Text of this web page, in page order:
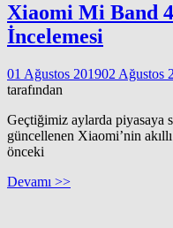
Xiaomi Mi Band
İncelemesi
01 Ağustos 201902 Ağustos
tarafından
Geçtiğimiz aylarda piyasaya
güncellenen Xiaomi’nin
önceki
Devamı >>